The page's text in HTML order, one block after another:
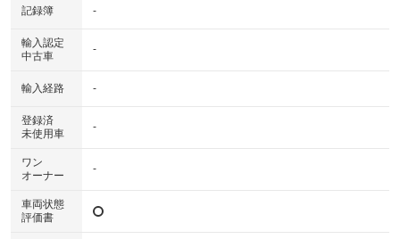
記録簿 -
輸入認定
中古車
-
輸入経路 -
登録済
未使用車
-
ワン
オーナー
-
車両状態
評価書